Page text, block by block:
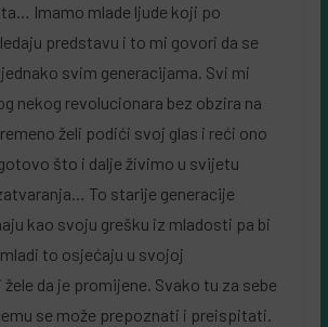
Imamo mlade ljude koji po
predstavu i to mi govori da se
svim generacijama. Svi mi
nekog revolucionara bez obzira na
želi podići svoj glas i reći ono
što i dalje živimo u svijetu
To starije generacije
kao svoju grešku iz mladosti pa bi
to osjećaju u svojoj
da je promijene. Svako tu za sebe
se može prepoznati i preispitati.